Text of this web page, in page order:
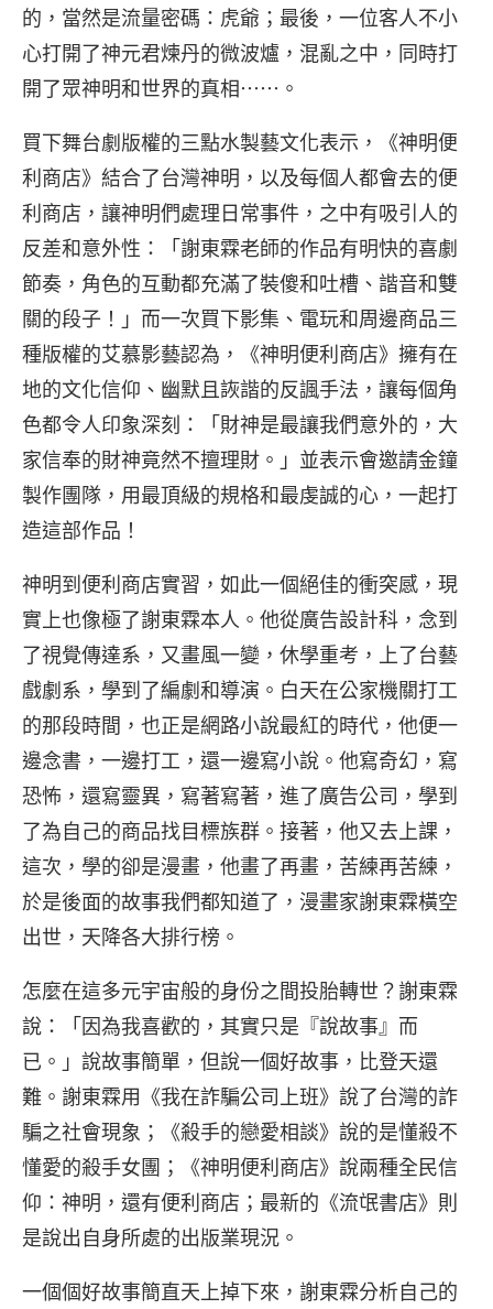
的，當然是流量密碼：虎爺；最後，一位客人不小
心打開了神元君煉丹的微波爐，混亂之中，同時打
開了眾神明和世界的真相⋯⋯。
買下舞台劇版權的三點水製藝文化表示，《神明便
利商店》結合了台灣神明，以及每個人都會去的便
利商店，讓神明們處理日常事件，之中有吸引人的
反差和意外性：「謝東霖老師的作品有明快的喜劇
節奏，角色的互動都充滿了裝傻和吐槽、諧音和雙
關的段子！」而一次買下影集、電玩和周邊商品三
種版權的艾慕影藝認為，《神明便利商店》擁有在
地的文化信仰、幽默且詼諧的反諷手法，讓每個角
色都令人印象深刻：「財神是最讓我們意外的，大
家信奉的財神竟然不擅理財。」並表示會邀請金鐘
製作團隊，用最頂級的規格和最虔誠的心，一起打
造這部作品！
神明到便利商店實習，如此一個絕佳的衝突感，現
實上也像極了謝東霖本人。他從廣告設計科，念到
了視覺傳達系，又畫風一變，休學重考，上了台藝
戲劇系，學到了編劇和導演。白天在公家機關打工
的那段時間，也正是網路小說最紅的時代，他便一
邊念書，一邊打工，還一邊寫小說。他寫奇幻，寫
恐怖，還寫靈異，寫著寫著，進了廣告公司，學到
了為自己的商品找目標族群。接著，他又去上課，
這次，學的卻是漫畫，他畫了再畫，苦練再苦練，
於是後面的故事我們都知道了，漫畫家謝東霖橫空
出世，天降各大排行榜。
怎麼在這多元宇宙般的身份之間投胎轉世？謝東霖
說：「因為我喜歡的，其實只是『說故事』而
已。」說故事簡單，但說一個好故事，比登天還
難。謝東霖用《我在詐騙公司上班》說了台灣的詐
騙之社會現象；《殺手的戀愛相談》說的是懂殺不
懂愛的殺手女團；《神明便利商店》說兩種全民信
仰：神明，還有便利商店；最新的《流氓書店》則
是說出自身所處的出版業現況。
一個個好故事簡直天上掉下來，謝東霖分析自己的